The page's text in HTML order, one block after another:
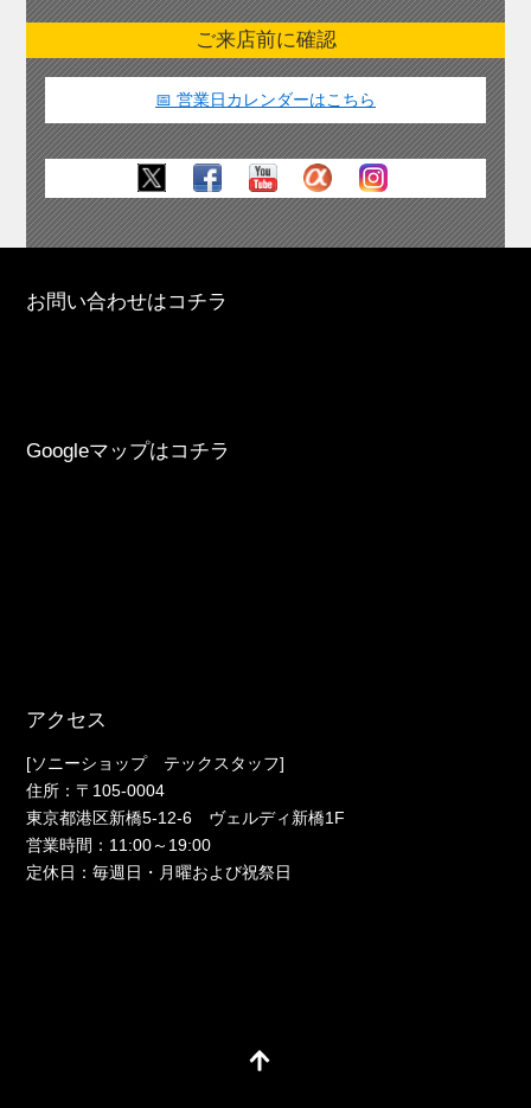
ご来店前に確認
📅 営業日カレンダーはこちら
お問い合わせはコチラ
Googleマップはコチラ
アクセス
[ソニーショップ テックスタッフ]
住所：〒105-0004
東京都港区新橋5-12-6 ヴェルディ新橋1F
営業時間：11:00～19:00
定休日：毎週日・月曜および祝祭日